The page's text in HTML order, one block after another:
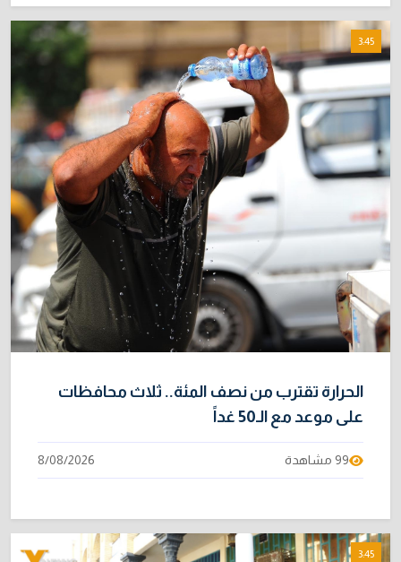
3:45
الحرارة تقترب من نصف المئة.. ثلاث محافظات
على موعد مع الـ50 غداً
99 مشاهدة 8/08/2026
3:45